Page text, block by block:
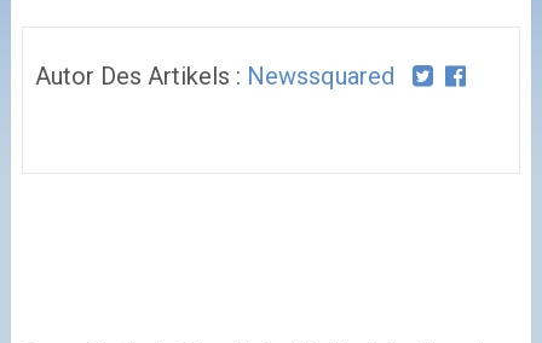
Autor Des Artikels : Newssquared